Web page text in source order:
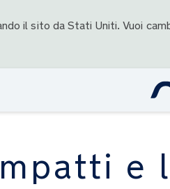
il sito da Stati Uniti. Vuoi
e